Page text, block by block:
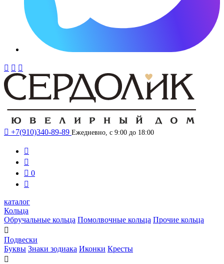
  
 +7(910)340-89-89 Ежедневно, с 9:00 до 18:00


 0

каталог
Кольца
Обручальные кольца Помолвочные кольца Прочие кольца

Подвески
Буквы Знаки зодиака Иконки Кресты
